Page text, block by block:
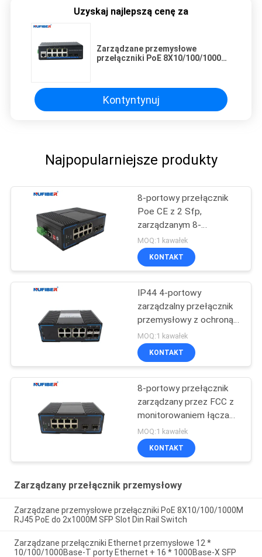
Uzyskaj najlepszą cenę za
Zarządzane przemysłowe
przełączniki PoE 8X10/100/1000M
Kontyntynuj
Najpopularniejsze produkty
8-portowy przełącznik
Poe CE z 2 Sfp,
zarządzanym 8-
portowym
przełącznikiem Gigabit
Ethernet
MOQ:1 kawałek
KONTAKT
IP44 4-portowy
zarządzalny przełącznik
przemysłowy z ochroną
przeciwprzepięciową 4
Sfp 4 KV Ethernet
MOQ:1 kawałek
KONTAKT
8-portowy przełącznik
zarządzany przez FCC z
monitorowaniem łącza
do montażu na szynie
DIN 2 Sfp
MOQ:1 kawałek
KONTAKT
Zarządzany przełącznik przemysłowy
Zarządzane przemysłowe przełączniki PoE 8X10/100/1000M
RJ45 PoE do 2x1000M SFP Slot Din Rail Switch
Zarządzane przełączniki Ethernet przemysłowe 12 *
10/100/1000Base-T porty Ethernet + 16 * 1000Base-X SFP